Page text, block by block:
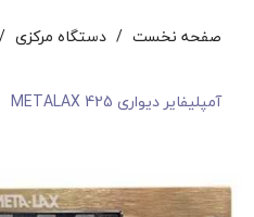
صفحه نخست دستگاه مرکزی
آمپلیفایر دیواری METALAX 425